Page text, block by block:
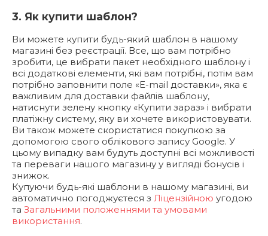
3. Як купити шаблон?
Ви можете купити будь-який шаблон в нашому
магазині без реєстрації. Все, що вам потрібно
зробити, це вибрати пакет необхідного шаблону і
всі додаткові елементи, які вам потрібні, потім вам
потрібно заповнити поле «E-mail доставки», яка є
важливим для доставки файлів шаблону,
натиснути зелену кнопку «Купити зараз» і вибрати
платіжну систему, яку ви хочете використовувати.
Ви також можете скористатися покупкою за
допомогою свого облікового запису Google. У
цьому випадку вам будуть доступні всі можливості
та переваги нашого магазину у вигляді бонусів і
знижок.
Купуючи будь-які шаблони в нашому магазині, ви
автоматично погоджуєтеся з Ліцензійною угодою
та Загальними положеннями та умовами
використання.